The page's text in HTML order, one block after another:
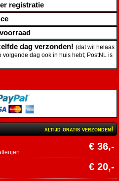
registratie
dag verzonden! (dat wil helaas
volgende dag ook in huis hebt; PostNL is
altijd gratis verzonden!
€ 36,-
€ 20,-